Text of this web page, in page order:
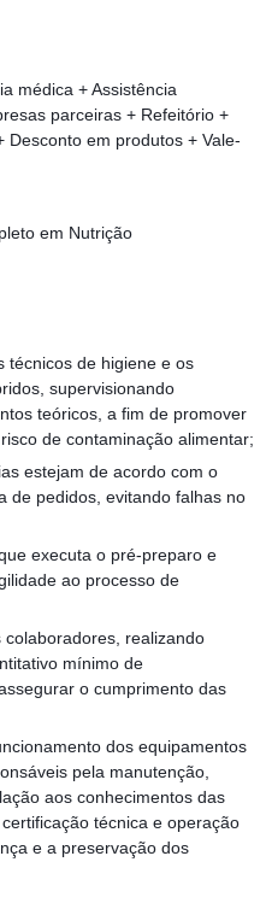
médica + Assistência
parceiras + Refeitório +
Desconto em produtos + Vale-
em Nutrição
técnicos de higiene e os
supervisionando
teóricos, a fim de promover
de contaminação alimentar;
estejam de acordo com o
de pedidos, evitando falhas no
executa o pré-preparo e
ao processo de
realizando
mínimo de
o cumprimento das
dos equipamentos
pela manutenção,
aos conhecimentos das
técnica e operação
e a preservação dos